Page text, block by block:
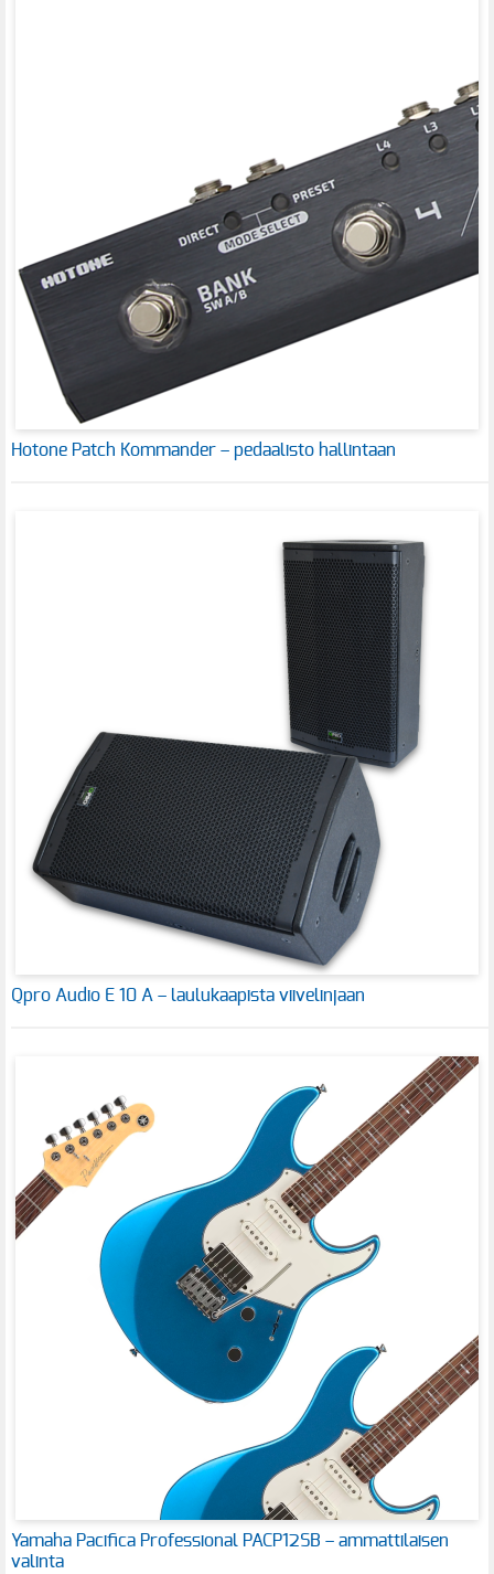
Hotone Patch Kommander – pedaalisto hallintaan
Qpro Audio E 10 A – laulukaapista viivelinjaan
Yamaha Pacifica Professional PACP12SB – ammattilaisen
valinta